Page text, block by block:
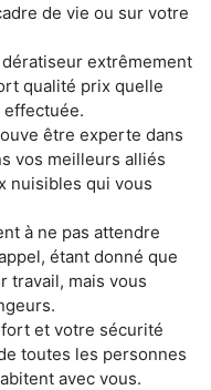
de vie ou sur votre
extrêmement
qualité prix quelle
être experte dans
vos meilleurs alliés
nuisibles qui vous
à ne pas attendre
étant donné que
travail, mais vous
et votre sécurité
toutes les personnes
avec vous.